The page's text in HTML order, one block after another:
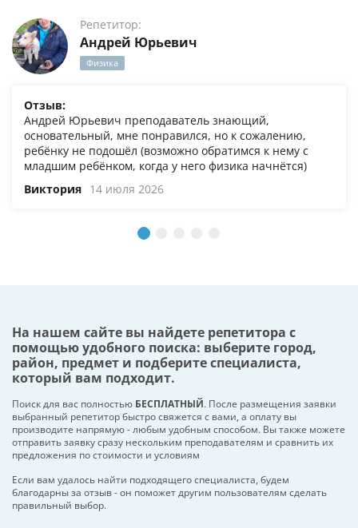
Репетитор:
Андрей Юрьевич
Физика
Отзыв:
Андрей Юрьевич преподаватель знающий,
основательный, мне понравился, но к сожалению,
ребёнку не подошёл (возможно обратимся к нему с
младшим ребёнком, когда у него физика начнётся)
Виктория 14 июля 2026
На нашем сайте вы найдете репетитора с
помощью удобного поиска: выберите город,
район, предмет и подберите специалиста,
который вам подходит.
Поиск для вас полностью БЕСПЛАТНЫЙ. После размещения заявки
выбранный репетитор быстро свяжется с вами, а оплату вы
производите напрямую - любым удобным способом. Вы также можете
отправить заявку сразу нескольким преподавателям и сравнить их
предложения по стоимости и условиям
Если вам удалось найти подходящего специалиста, будем
благодарны за отзыв - он поможет другим пользователям сделать
правильный выбор.